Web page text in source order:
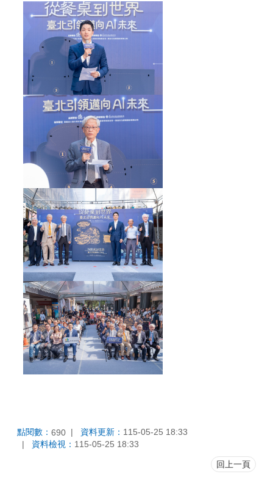
點閱數： 690 資料更新： 115-05-25 18:33
資料檢視： 115-05-25 18:33
回上一頁